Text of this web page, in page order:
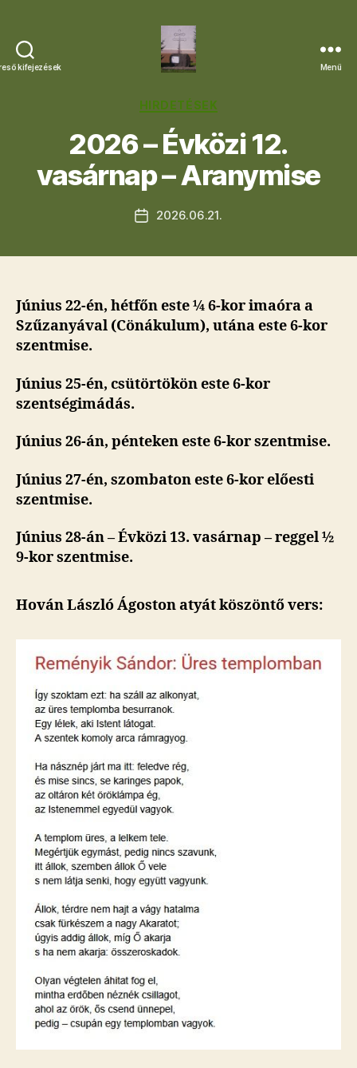
kifejezések
Egyházközség
Menü
Kategóriák
HIRDETÉSEK
2026 – Évközi 12.
vasárnap – Aranymise
Bejegyzés
2026.06.21.
Június 22-én, hétfőn este ¼ 6-kor imaóra a
Szűzanyával (Cönákulum), utána este 6-kor
szentmise.
Június 25-én, csütörtökön este 6-kor
szentségimádás.
Június 26-án, pénteken este 6-kor szentmise.
Június 27-én, szombaton este 6-kor előesti
szentmise.
Június 28-án – Évközi 13. vasárnap – reggel½
9-korszentmise.
Hován László Ágoston atyát köszöntő vers: